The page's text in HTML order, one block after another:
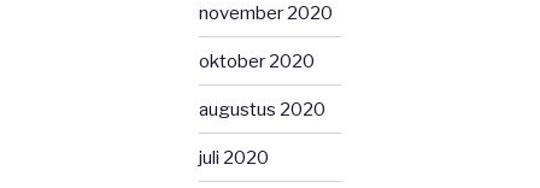
november 2020
oktober 2020
augustus 2020
juli 2020